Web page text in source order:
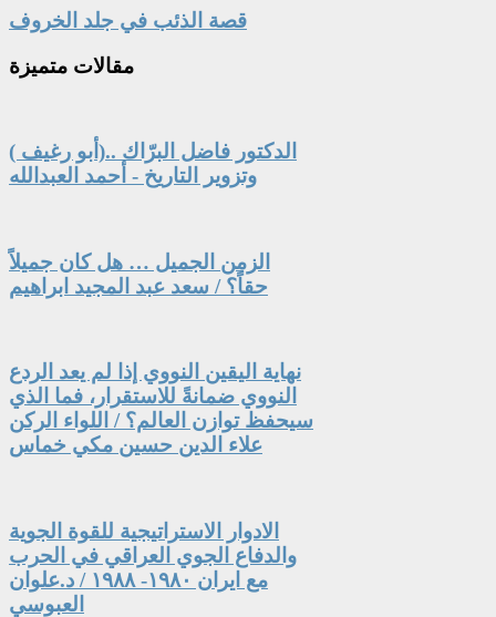
قصة الذئب في جلد الخروف
مقالات متميزة
الدكتور فاضل البرّاك ..(أبو رغيف )
وتزوير التاريخ - أحمد العبدالله
الزمن الجميل … هل كان جميلاً
حقاً؟ / سعد عبد المجيد ابراهيم
نهاية اليقين النووي إذا لم يعد الردع
النووي ضمانةً للاستقرار، فما الذي
سيحفظ توازن العالم؟ / اللواء الركن
علاء الدين حسين مكي خماس
الادوار الاستراتيجية للقوة الجوية
والدفاع الجوي العراقي في الحرب
مع ايران ١٩٨٠- ١٩٨٨ / د.علوان
العبوسي